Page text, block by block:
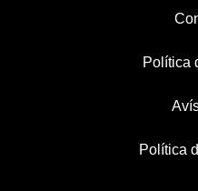
Política
Política